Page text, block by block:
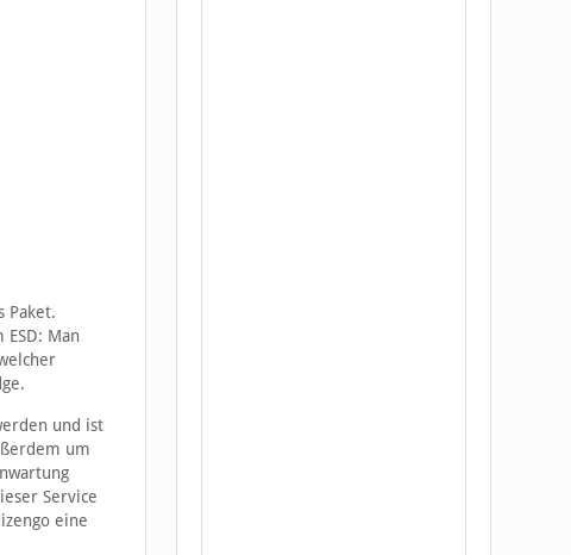
Paket.
Man
und ist
um
Service
eine